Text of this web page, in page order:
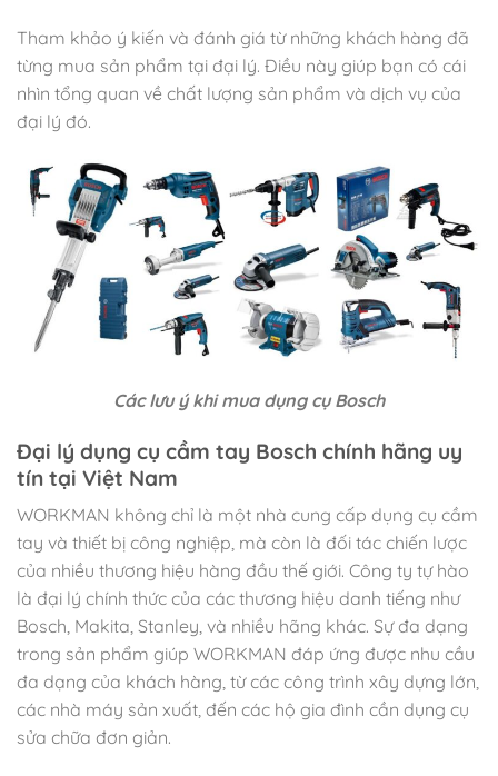
Tham khảo ý kiến và đánh giá từ những khách hàng đã
từng mua sản phẩm tại đại lý. Điều này giúp bạn có cái
nhìn tổng quan về chất lượng sản phẩm và dịch vụ của
đại lý đó.
Các lưu ý khi mua dụng cụ Bosch
Đại lý dụng cụ cầm tay Bosch chính hãng uy
tín tại Việt Nam
WORKMAN không chỉ là một nhà cung cấp dụng cụ cầm
tay và thiết bị công nghiệp, mà còn là đối tác chiến lược
của nhiều thương hiệu hàng đầu thế giới. Công ty tự hào
là đại lý chính thức của các thương hiệu danh tiếng như
Bosch, Makita, Stanley, và nhiều hãng khác. Sự đa dạng
trong sản phẩm giúp WORKMAN đáp ứng được nhu cầu
đa dạng của khách hàng, từ các công trình xây dựng lớn,
các nhà máy sản xuất, đến các hộ gia đình cần dụng cụ
sửa chữa đơn giản.